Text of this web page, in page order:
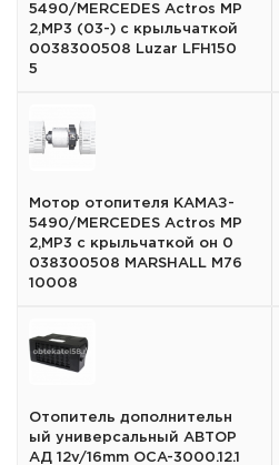
5490/MERCEDES Actros MP
2,MP3 (03-) с крыльчаткой
0038300508 Luzar LFH150
5
Мотор отопителя КАМАЗ-
5490/MERCEDES Actros MP
2,MP3 с крыльчаткой он 0
038300508 MARSHALL M76
10008
Отопитель дополнительн
ый универсальный АВТОР
АД 12v/16mm OCA-3000.12.1